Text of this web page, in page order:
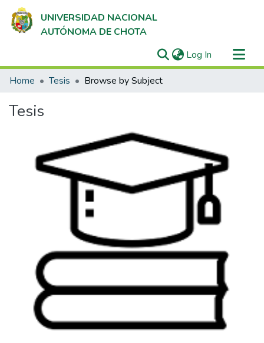
UNIVERSIDAD NACIONAL
AUTÓNOMA DE CHOTA
Log In (current)
Communities & Collections
Home Tesis Browse by Subject
Tesis